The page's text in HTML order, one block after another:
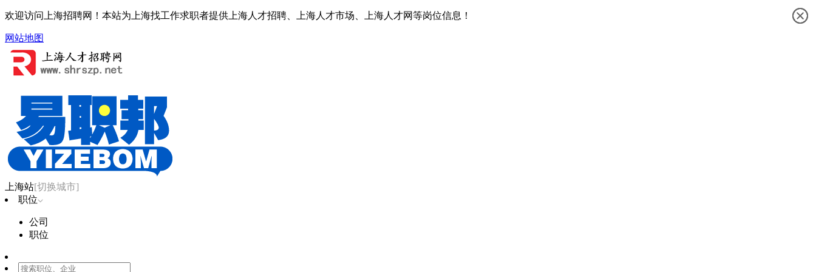
欢迎访问上海招聘网！本站为上海找工作求职者提供上海人才招聘、上海人才市场、上海人才网等岗位信息！
网站地图
上海站[切换城市]
职位
公司
职位